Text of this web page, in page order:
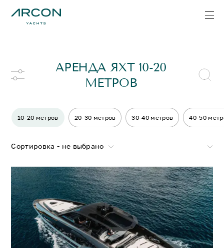
АРЕНДА ЯХТ 10-20
МЕТРОВ
10-20 метров 20-30 метров 30-40 метров 40-50
Сортировка - не выбрано